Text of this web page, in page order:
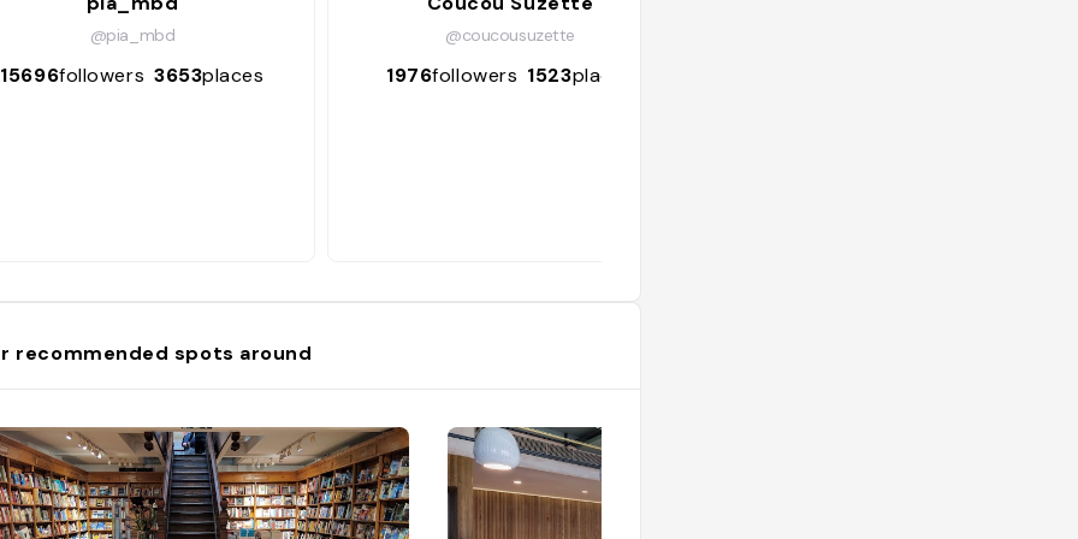
@pia_mbd
15696followers 3653places
@coucousuzette
1976followers 1523places
recommended spots around